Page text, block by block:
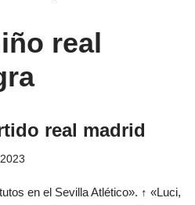
real
real madrid
en el Sevilla Atlético». ↑ «Luci,